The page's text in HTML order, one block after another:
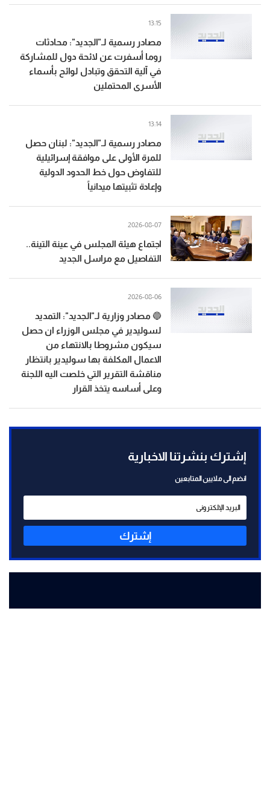
مصادر رسمية لـ"الجديد": محادثات
روما أسفرت عن لائحة دول للمشاركة
في آلية التحقق وتبادل لوائح بأسماء
الأسرى المحتملين
13:15
مصادر رسمية لـ"الجديد": لبنان حصل
للمرة الأولى على موافقة إسرائيلية
للتفاوض حول خط الحدود الدولية
وإعادة تثبيتها ميدانياً
13:14
اجتماع هيئة المجلس في عينة التينة..
التفاصيل مع مراسل الجديد
2026-08-07
🔵 مصادر وزارية لـ"الجديد": التمديد
لسوليدير في مجلس الوزراء ان حصل
سيكون مشروطا بالانتهاء من
الاعمال المكلفة بها سوليدير بانتظار
مناقشة التقرير التي خلصت اليه اللجنة
وعلى أساسه يتخذ القرار
2026-08-06
إشترك بنشرتنا الاخبارية
انضم الى ملايين المتابعين
إشترك